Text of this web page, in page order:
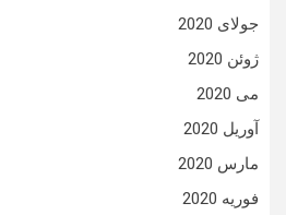
جولای 2020
ژوئن 2020
می 2020
آوریل 2020
مارس 2020
فوریه 2020